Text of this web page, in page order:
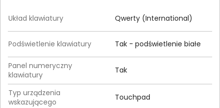
Układ klawiatury Qwerty (International)
Podświetlenie klawiatury Tak - podświetlenie białe
Panel numeryczny
klawiatury
Tak
Typ urządzenia
wskazującego
Touchpad